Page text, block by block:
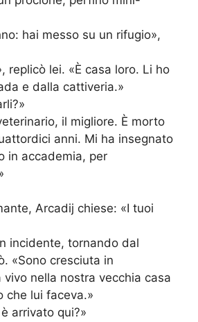
hai messo su un rifugio»,
replicò lei. «È casa loro. Li ho
e dalla cattiveria.»
il migliore. È morto
anni. Mi ha insegnato
in accademia, per
Arcadij chiese: «I tuoi
incidente, tornando dal
«Sono cresciuta in
nella nostra vecchia casa
che lui faceva.»
arrivato qui?»